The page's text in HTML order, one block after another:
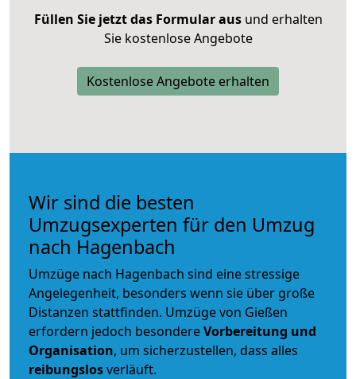
Füllen Sie jetzt das Formular ausund erhalten
Sie kostenlose Angebote
Kostenlose Angebote erhalten
Wir sind die besten
Umzugsexperten für den Umzug
nach Hagenbach
Umzüge nach Hagenbach sind eine stressige
Angelegenheit, besonders wenn sie über große
Distanzen stattfinden. Umzüge von Gießen
erfordern jedoch besondereVorbereitung und
Organisation, um sicherzustellen, dass alles
reibungslosverläuft.